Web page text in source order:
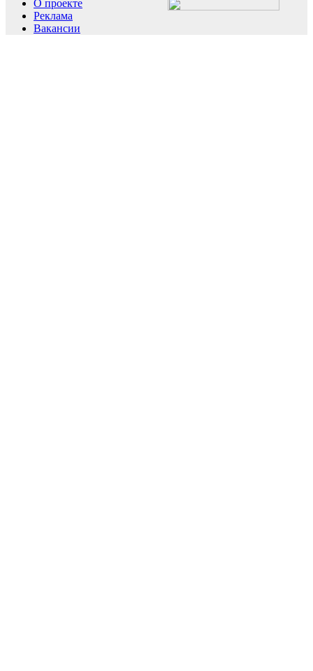
О проекте
Реклама
Вакансии